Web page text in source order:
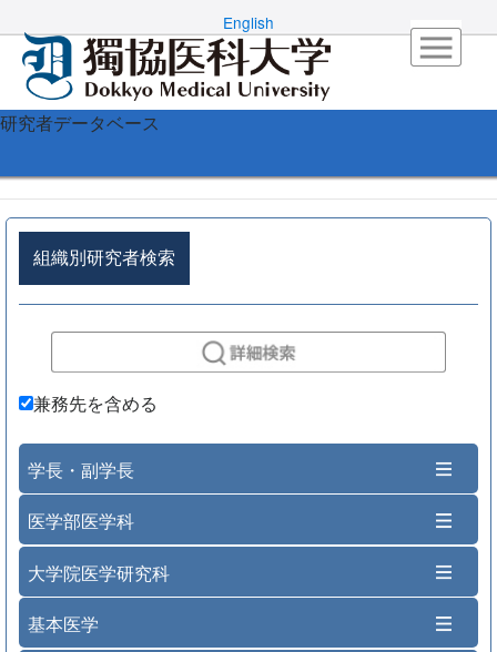
English
研究者データベース
組織別研究者検索
兼務先を含める
学長・副学長
医学部医学科
大学院医学研究科
基本医学